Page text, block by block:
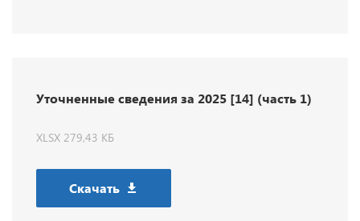
Уточненные сведения за 2025 [14] (часть 1)
XLSX 279,43 КБ
Скачать